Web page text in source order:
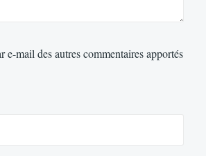
e-mail des autres commentaires apportés